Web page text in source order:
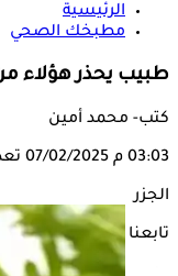
الرئيسية
مطبخك الصحي
طبيب يحذر هؤلاء من
كتب- محمد أمين
03:03 م 07/02/2025
الجزر
تابعنا على